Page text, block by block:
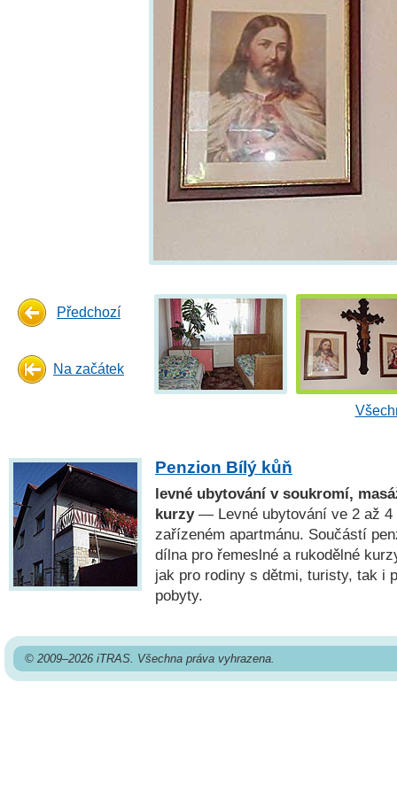
Předchozí
Na začátek
Penzion Bílý kůň
levné ubytování v soukromí,
kurzy— Levné ubytování ve 2 až 4
zařízeném apartmánu. Součástí
dílna pro řemeslné a rukodělné
jak pro rodiny s dětmi, turisty, tak i
pobyty.
© 2009–2026 iTRAS. Všechna práva vyhrazena.